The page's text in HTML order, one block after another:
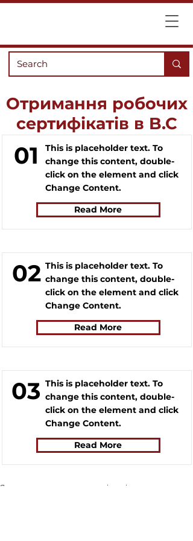
Отримання робочих
сертифікатів в B.C
01
This is placeholder text. To
change this content, double-
click on the element and click
Change Content.
Read More
02 This is placeholder text. To
change this content, double-
click on the element and click
Change Content.
Read More
03 This is placeholder text. To
change this content, double-
click on the element and click
Change Content.
Read More
Якщо у вас виникло питання, відповідь на яке вам не